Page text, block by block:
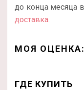
до конца месяца
доставка.
МОЯ ОЦЕНКА:
ГДЕ КУПИТЬ